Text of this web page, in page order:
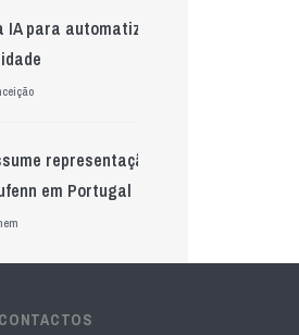
para automatizar
representação
em Portugal
e embalagens
CONTACTOS